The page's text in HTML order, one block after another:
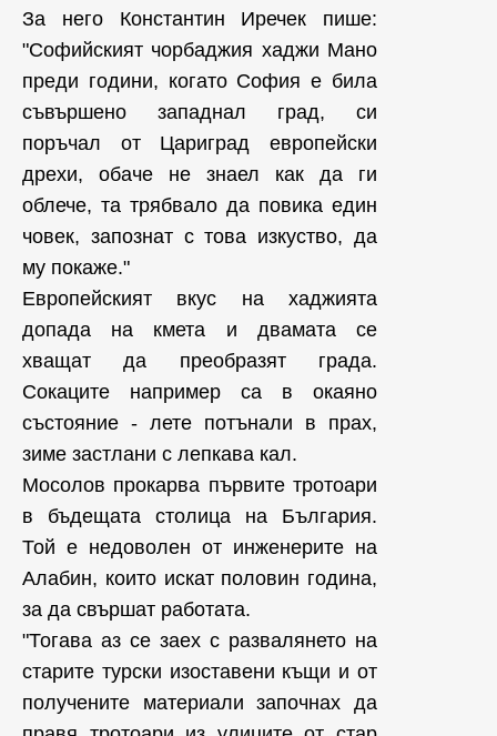
За него Константин Иречек пише:
"Софийският чорбаджия хаджи Мано
преди години, когато София е била
съвършено западнал град, си
поръчал от Цариград европейски
дрехи, обаче не знаел как да ги
облече, та трябвало да повика един
човек, запознат с това изкуство, да
му покаже."
Европейският вкус на хаджията
допада на кмета и двамата се
хващат да преобразят града.
Сокаците например са в окаяно
състояние - лете потънали в прах,
зиме застлани с лепкава кал.
Мосолов прокарва първите тротоари
в бъдещата столица на България.
Той е недоволен от инженерите на
Алабин, които искат половин година,
за да свършат работата.
"Тогава аз се заех с развалянето на
старите турски изоставени къщи и от
получените материали започнах да